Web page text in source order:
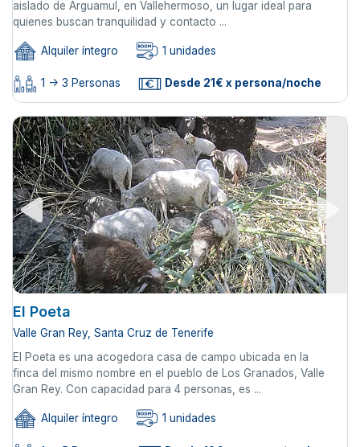
aislado de Arguamul, en Vallehermoso, un lugar ideal para
quienes buscan tranquilidad y contacto ...
Alquiler íntegro 1 unidades
1 -> 3 Personas Desde 21€ x persona/noche
El Poeta
Valle Gran Rey, Santa Cruz de Tenerife
El Poeta es una acogedora casa de campo ubicada en la
finca del mismo nombre en el pueblo de Los Granados, Valle
Gran Rey. Con capacidad para 4 personas, es ...
Alquiler íntegro 1 unidades